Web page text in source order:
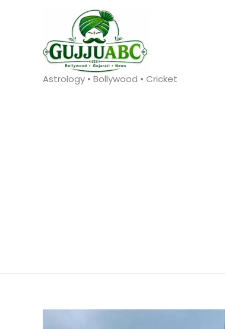
Astrology • Bollywood • Cricket